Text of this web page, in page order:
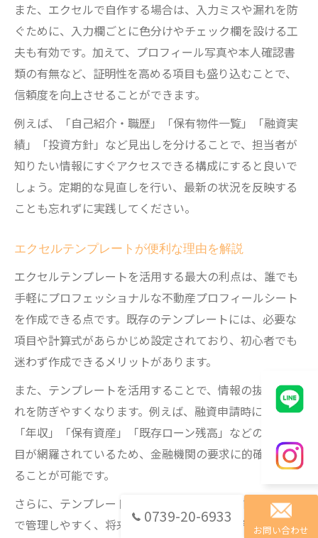
また、エクセルで自作する場合は、入力ミスや漏れを防
ぐために、入力欄ごとに色分けやチェック欄を設ける工
夫も有効です。加えて、プロフィール写真や本人確認書
類の有無など、証明性を高める項目も盛り込むことで、
信頼度を向上させることができます。
例えば、「自己紹介・職歴」「保有物件一覧」「融資実
績」「投資方針」など見出しを分けることで、担当者が
知りたい情報にすぐアクセスできる構成にすると良いで
しょう。定期的な見直しを行い、最新の状況を反映する
ことも忘れずに実践してください。
エクセルテンプレートが便利な理由を解説
エクセルテンプレートを活用する最大の利点は、誰でも
手軽にプロフェッショナルな不動産プロフィールシート
を作成できる点です。既存のテンプレートには、必要な
項目や計算式があらかじめ設定されており、初心者でも
迷わず作成できるメリットがあります。
また、テンプレートを活用することで、情報の抜けや漏
れを防ぎやすくなります。例えば、融資申請時に必要な
「年収」「保有資産」「既存ローン残高」などの必須項
目が網羅されているため、金融機関の要求に的確に応え
ることが可能です。
さらに、テンプレートなら複数の物件や融資情報も一覧
で管理しやすく、将来的な情報追加や修正も簡単に行え
0739-20-6933
お問い合わせ